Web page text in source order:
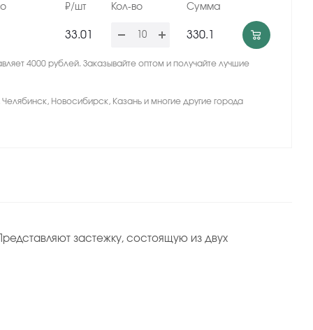
₽/шт Кол-во Сумма
33.01 330.1
4000 рублей. Заказывайте оптом и получайте лучшие
Новосибирск, Казань и многие другие города
застежку, состоящую из двух